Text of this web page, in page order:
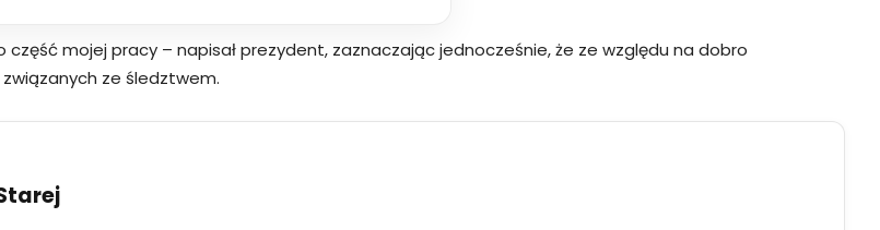
mojej pracy – napisał prezydent, zaznaczając jednocześnie, że ze względu na dobro
ze śledztwem.